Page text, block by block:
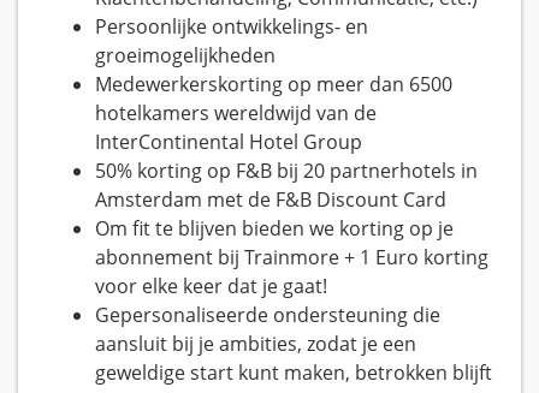
Persoonlijke ontwikkelings- en
groeimogelijkheden
Medewerkerskorting op meer dan 6500
hotelkamers wereldwijd van de
InterContinental Hotel Group
50% korting op F&B bij 20 partnerhotels in
Amsterdam met de F&B Discount Card
Om fit te blijven bieden we korting op je
abonnement bij Trainmore + 1 Euro korting
voor elke keer dat je gaat!
Gepersonaliseerde ondersteuning die
aansluit bij je ambities, zodat je een
geweldige start kunt maken, betrokken blijft